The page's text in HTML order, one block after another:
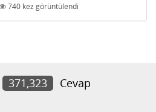
740 kez görüntülendi
371,323
Cevap